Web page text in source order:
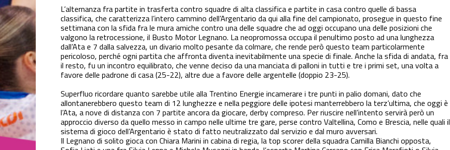
L’alternanza fra partite in trasferta contro squadre di alta classifica e partite in casa contro quelle di bassa
classifica, che caratterizza l’intero cammino dell’Argentario da qui alla fine del campionato, prosegue in questo fine
settimana con la sfida fra le mura amiche contro una delle squadre che ad oggi occupano una delle posizioni che
valgono la retrocessione, il Busto Motor Legnano. La neopromossa occupa il penultimo posto ad una lunghezza
dall’Ata e 7 dalla salvezza, un divario molto pesante da colmare, che rende però questo team particolarmente
pericoloso, perché ogni partita che affronta diventa inevitabilmente una specie di finale. Anche la sfida di andata, fra
il resto, fu un incontro equilibrato, che venne deciso da una manciata di palloni in tutti e tre i primi set, una volta a
favore delle padrone di casa (25-22), altre due a favore delle argentelle (doppio 23-25).
Superfluo ricordare quanto sarebbe utile alla Trentino Energie incamerare i tre punti in palio domani, dato che
allontanerebbero questo team di 12 lunghezze e nella peggiore delle ipotesi manterrebbero la terz’ultima, che oggi è
l’Ata, a nove di distanza con 7 partite ancora da giocare, derby compreso. Per riuscire nell’intento servirà però un
approccio diverso da quello messo in campo nelle ultime tre gare, perse contro Valtellina, Como e Brescia, nelle quali il
sistema di gioco dell’Argentario è stato di fatto neutralizzato dal servizio e dal muro avversari.
Il Legnano di solito gioca con Chiara Marini in cabina di regia, la top scorer della squadra Camilla Bianchi opposta,